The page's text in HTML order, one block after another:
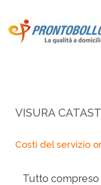
VISURA
Costi del servizio
Tutto compreso